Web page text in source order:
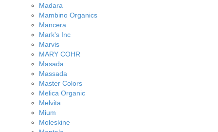
Madara
Mambino Organics
Mancera
Mark's Inc
Marvis
MARY COHR
Masada
Massada
Master Colors
Melica Organic
Melvita
Mium
Moleskine